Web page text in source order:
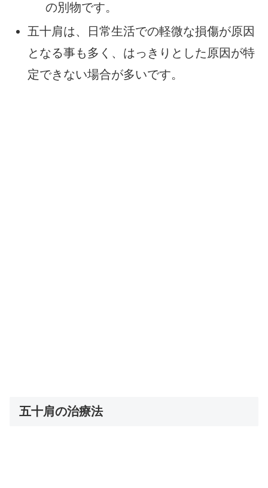
の別物です。
五十肩は、日常生活での軽微な損傷が原因
となる事も多く、はっきりとした原因が特
定できない場合が多いです。
五十肩の治療法